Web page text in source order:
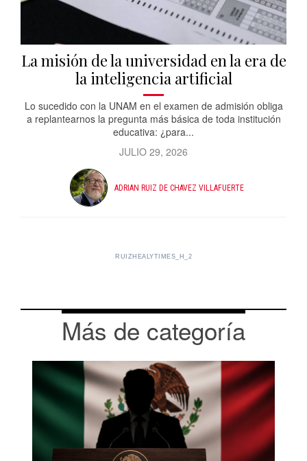
La misión de la universidad en la era de
la inteligencia artificial
Lo sucedido con la UNAM en el examen de admisión obliga
a replantearnos la pregunta más básica de toda institución
educativa: ¿para...
JULIO 29, 2026
ADRIAN RUIZ DE CHAVEZ VILLAFUERTE
RUIZHEALYTIMES_H_2
Más de categoría